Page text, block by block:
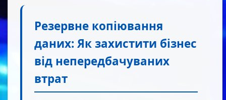
Резервне копіювання
даних: Як захистити бізнес
від непередбачуваних
втрат